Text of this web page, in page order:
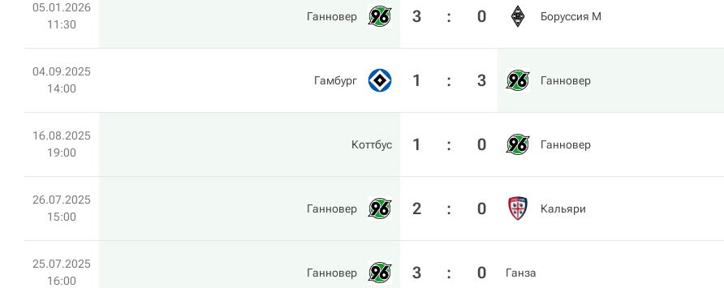
05.01.2026
11:30
Ганновер 3 : 0 Боруссия М
04.09.2025
14:00
Гамбург 1 : 3 Ганновер
16.08.2025
19:00
Коттбус 1 : 0 Ганновер
26.07.2025
15:00
Ганновер 2 : 0 Кальяри
25.07.2025
16:00
Ганновер 3 : 0 Ганза